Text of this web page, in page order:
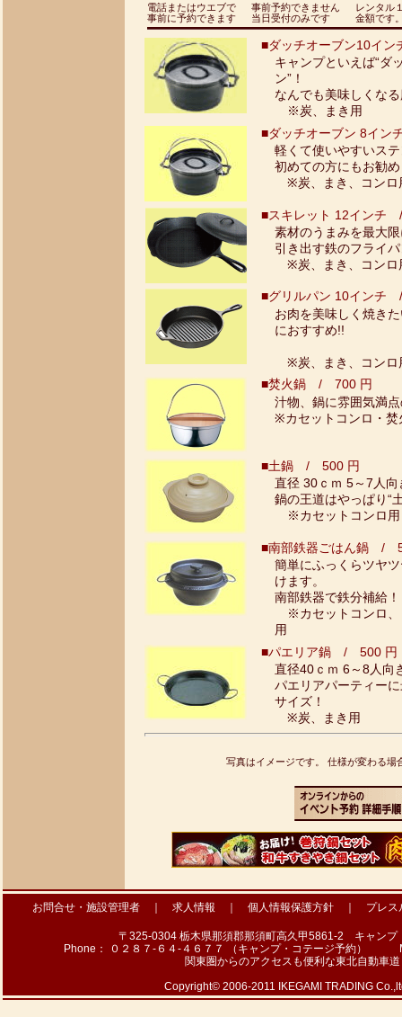
電話またはウエブで
事前に予約できます
事前予約できません
当日受付のみです
レンタル
金額です
■ダッチオーブン10イ
キャンプといえば“ダ
ン”！
なんでも美味しくな
※炭、まき用
■ダッチオーブン 8イ
軽くて使いやすいス
初めての方にもお勧め
※炭、まき、コンロ
■スキレット 12イン
素材のうまみを最大限
引き出す鉄のフライパ
※炭、まき、コンロ
■グリルパン 10イン
お肉を美味しく焼き
におすすめ!!
※炭、まき、コンロ
■焚火鍋 / 700 円
汁物、鍋に雰囲気満点
※カセットコンロ・焚
■土鍋 / 500 円
直径 30ｃｍ 5～7人向
鍋の王道はやっぱり“
※カセットコンロ用
■南部鉄器ごはん鍋 /
簡単にふっくらツヤ
けます。
南部鉄器で鉄分補給
※カセットコンロ、
用
■パエリア鍋 / 500 円
直径40ｃｍ 6～8人向
パエリアパーティー
サイズ！
※炭、まき用
写真はイメージです。 仕様が変わる場
お問合せ・施設管理者｜ 求人情報 ｜ 個人情報保護方針｜ プレス
〒325-0304 栃木県那須郡那須町高久甲5861-2 キャンプ
Phone： ０２８７-６４-４６７７ （キャンプ・コテージ予約）
関東圏からのアクセスも便利な東北自動車
Copyright© 2006-2011 IKEGAMI TRADING